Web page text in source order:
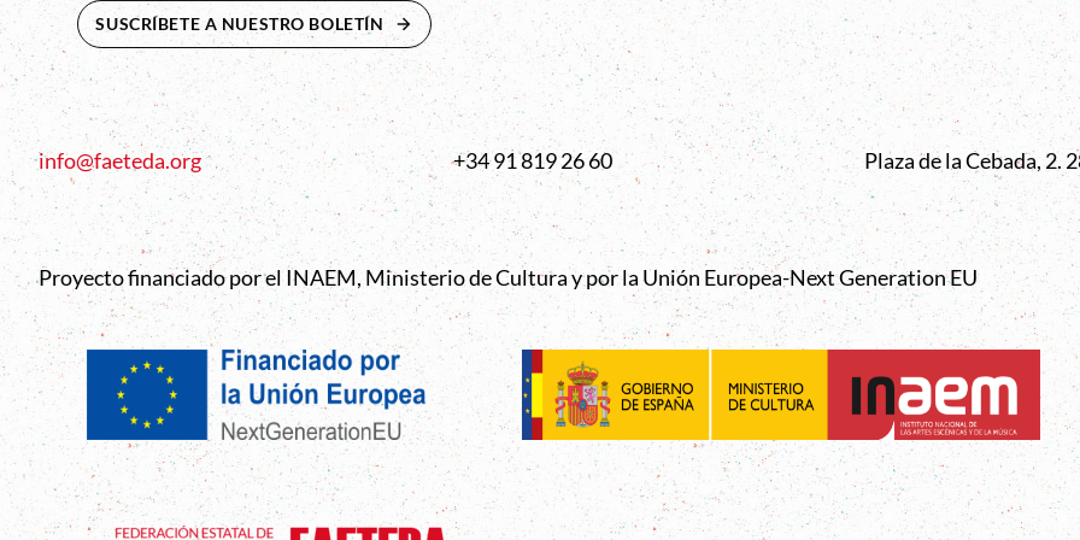
SUSCRÍBETE A NUESTRO BOLETÍN ABRE EN NUEVA VENTANA
info@faeteda.org +34 91 819 26 60 Plaza de la Cebada, 2.
Proyecto financiado por el INAEM, Ministerio de Cultura y por la Unión Europea-Next Generation EU